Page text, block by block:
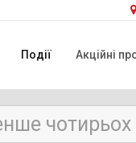
Події Акційні